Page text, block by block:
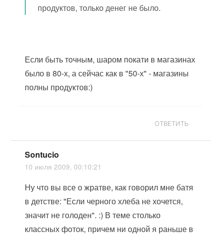
продуктов, только денег не было.
Если быть точным, шаром покати в магазинах
было в 80-х, а сейчас как в "50-х" - магазины
полны продуктов:)
ОТВЕТИТЬ
Sontucio
10 июля 2009, 00:10:21
Ну что вы все о жратве, как говорил мне батя
в детстве: "Если черного хлеба не хочется,
значит не голоден". :) В теме столько
классных фоток, причем ни одной я раньше в